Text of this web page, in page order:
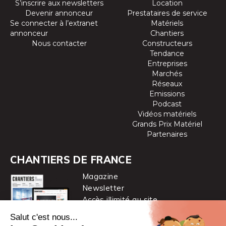
S’inscrire aux newsletters
Devenir annonceur
Se connecter à l’extranet
annonceur
Nous contacter
Location
Prestataires de service
Matériels
Chantiers
Constructeurs
Tendance
Entreprises
Marchés
Réseaux
Emissions
Podcast
Vidéos matériels
Grands Prix Matériel
Partenaires
CHANTIERS DE FRANCE
Magazine
Newsletter
Accès illimité au site